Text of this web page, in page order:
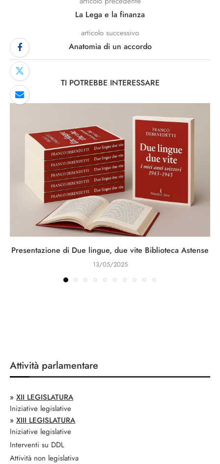
La Lega e la finanza
articolo successivo
Anatomia di un accordo
TI POTREBBE INTERESSARE
Presentazione di Due lingue, due vite Biblioteca Astense
13/05/2025
Attività parlamentare
» XII LEGISLATURA
Iniziative legislative
» XIII LEGISLATURA
Iniziative legislative
Interventi su DDL
Attività non legislativa